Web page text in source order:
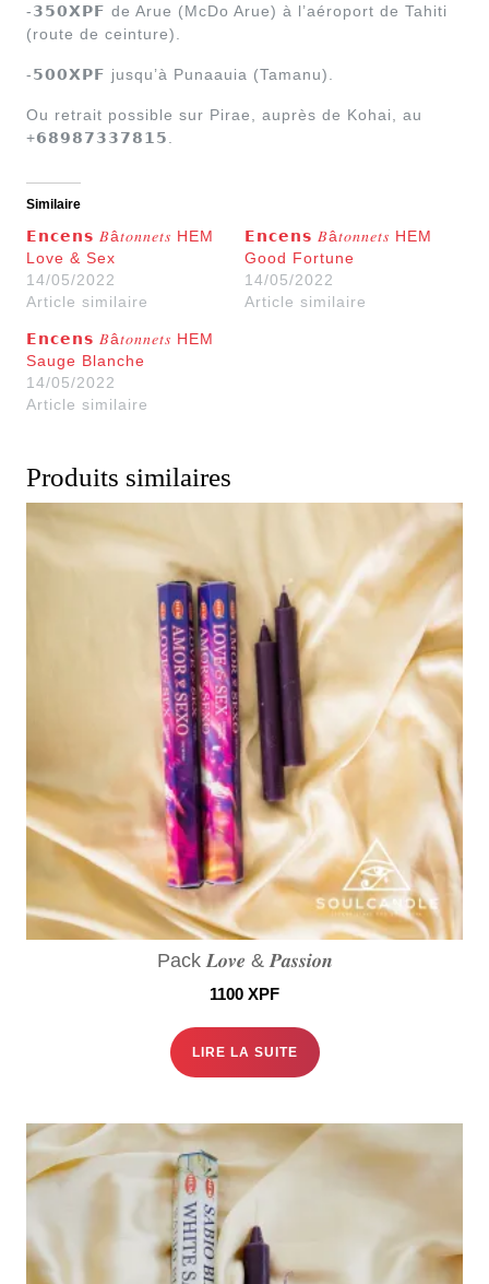
-𝟯𝟱𝟬𝗫𝗣𝗙 de Arue (McDo Arue) à l’aéroport de Tahiti
(route de ceinture).
-𝟱𝟬𝟬𝗫𝗣𝗙 jusqu’à Punaauia (Tamanu).
Ou retrait possible sur Pirae, auprès de Kohai, au
+𝟲𝟴𝟵𝟴𝟳𝟯𝟯𝟳𝟴𝟭𝟱.
Similaire
𝗘𝗻𝗰𝗲𝗻𝘀 𝐵â𝑡𝑜𝑛𝑛𝑒𝑡𝑠 HEM
Love & Sex
14/05/2022
Article similaire
𝗘𝗻𝗰𝗲𝗻𝘀 𝐵â𝑡𝑜𝑛𝑛𝑒𝑡𝑠 HEM
Good Fortune
14/05/2022
Article similaire
𝗘𝗻𝗰𝗲𝗻𝘀 𝐵â𝑡𝑜𝑛𝑛𝑒𝑡𝑠 HEM
Sauge Blanche
14/05/2022
Article similaire
Produits similaires
Pack 𝑳𝒐𝒗𝒆 & 𝑷𝒂𝒔𝒔𝒊𝒐𝒏
1100 XPF
LIRE LA SUITE